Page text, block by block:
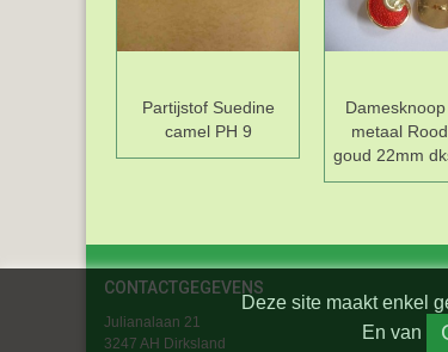
Partijstof Suedine
camel PH 9
metaal
goud 22mm
CONTACTGEGEVENS
Julianalaan 21
3247 AH Dirksland
Deze site maakt enkel
En van